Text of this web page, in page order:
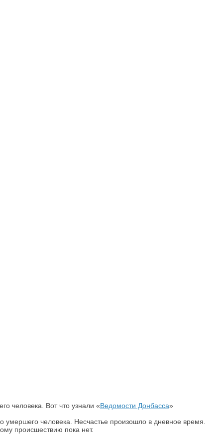
человека. Вот что узнали «Ведомости Донбасса»
человека. Несчастье произошло в дневное время.
происшествию пока нет.